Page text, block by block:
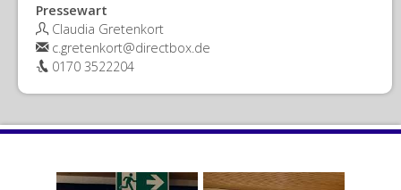
Pressewart
Claudia Gretenkort
c.gretenkort@directbox.de
0170 3522204